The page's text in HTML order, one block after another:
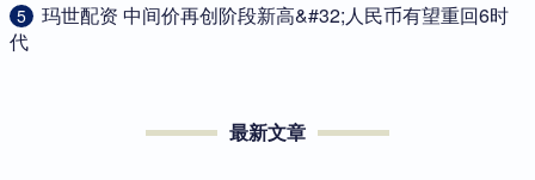
5
​玛世配资 中间价再创阶段新高&#32;人民币有望重回6时
代
最新文章